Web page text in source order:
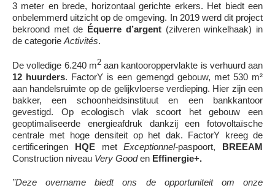
3 meter en brede, horizontaal gerichte erkers. Het biedt een
onbelemmerd uitzicht op de omgeving. In 2019 werd dit project
bekroond met de Équerre d’argent(zilveren winkelhaak) in
de categorie Activités.
De volledige 6.240 m2aan kantooroppervlakte is verhuurd aan
12 huurders. FactorY is een gemengd gebouw, met 530 m²
aan handelsruimte op de gelijkvloerse verdieping. Hier zijn een
bakker, een schoonheidsinstituut en een bankkantoor
gevestigd. Op ecologisch vlak scoort het gebouw een
geoptimaliseerde energieafdruk dankzij een fotovoltaïsche
centrale met hoge densiteit op het dak. FactorY kreeg de
certificeringen HQEmetExceptionnel-paspoort, BREEAM
Construction niveau Very Gooden Effinergie+.
”Deze overname biedt ons de opportuniteit om onze